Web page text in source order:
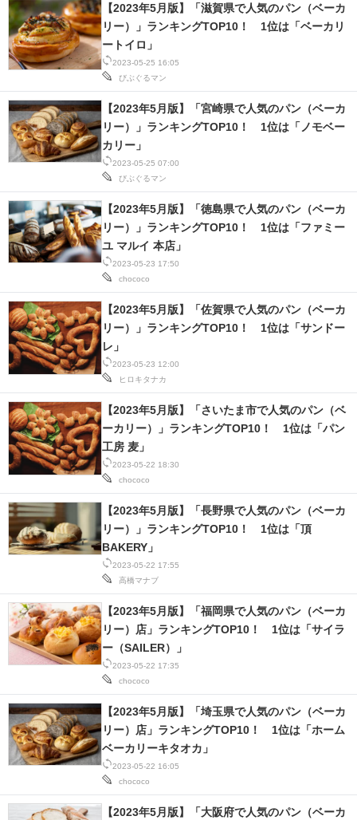
製造業のIT導入・活用を支援
モノづくり技術者専門サイト
エレクトロニクス専門サイト
電子設計の基本と応用
エネルギーの専門メディア
建設×テクノロジーの最前線
ちょっと気になるネットの話題
2023-05-25 16:05
びぶぐるマン
【2023年5月版】「滋賀県で人気のパン（ベーカ
リー）」ランキングTOP10！ 1位は「ベーカリ
ートイロ」
2023-05-25 07:00
びぶぐるマン
【2023年5月版】「宮崎県で人気のパン（ベーカ
リー）」ランキングTOP10！ 1位は「ノモベー
カリー」
2023-05-23 17:50
chococo
【2023年5月版】「徳島県で人気のパン（ベーカ
リー）」ランキングTOP10！ 1位は「ファミー
ユ マルイ 本店」
2023-05-23 12:00
ヒロキタナカ
【2023年5月版】「佐賀県で人気のパン（ベーカ
リー）」ランキングTOP10！ 1位は「サンドー
レ」
2023-05-22 18:30
chococo
【2023年5月版】「さいたま市で人気のパン（ベ
ーカリー）」ランキングTOP10！ 1位は「パン
工房 麦」
2023-05-22 17:55
高橋マナブ
【2023年5月版】「長野県で人気のパン（ベーカ
リー）」ランキングTOP10！ 1位は「頂
BAKERY」
2023-05-22 17:35
chococo
【2023年5月版】「福岡県で人気のパン（ベーカ
リー）店」ランキングTOP10！ 1位は「サイラ
ー（SAILER）」
2023-05-22 16:05
chococo
【2023年5月版】「埼玉県で人気のパン（ベーカ
リー）店」ランキングTOP10！ 1位は「ホーム
ベーカリーキタオカ」
【2023年5月版】「大阪府で人気のパン（ベーカ